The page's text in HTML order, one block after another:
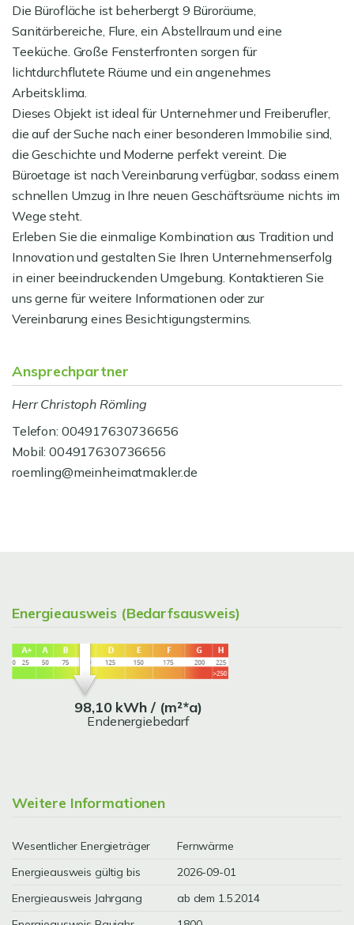
Die Bürofläche ist beherbergt 9 Büroräume,
Sanitärbereiche, Flure, ein Abstellraum und eine
Teeküche. Große Fensterfronten sorgen für
lichtdurchflutete Räume und ein angenehmes
Arbeitsklima.
Dieses Objekt ist ideal für Unternehmer und Freiberufler,
die auf der Suche nach einer besonderen Immobilie sind,
die Geschichte und Moderne perfekt vereint. Die
Büroetage ist nach Vereinbarung verfügbar, sodass einem
schnellen Umzug in Ihre neuen Geschäftsräume nichts im
Wege steht.
Erleben Sie die einmalige Kombination aus Tradition und
Innovation und gestalten Sie Ihren Unternehmenserfolg
in einer beeindruckenden Umgebung. Kontaktieren Sie
uns gerne für weitere Informationen oder zur
Vereinbarung eines Besichtigungstermins.
Ansprechpartner
Herr Christoph Römling
Telefon: 004917630736656
Mobil: 004917630736656
roemling@meinheimatmakler.de
Energieausweis (Bedarfsausweis)
98,10 kWh / (m²*a)
Endenergiebedarf
Weitere Informationen
Wesentlicher Energieträger
Fernwärme
Energieausweis gültig bis
2026-09-01
Energieausweis Jahrgang
ab dem 1.5.2014